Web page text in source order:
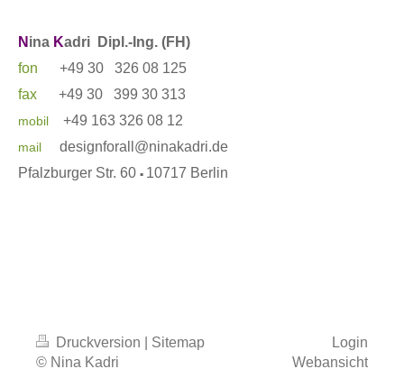
N ina Kadri
Dipl.-Ing. (FH)
fon
+49 30 326 08 125
fax
+49 30 399 30 313
mobil +49 163 326 08 12
mail
designforall@ninakadri.de
Pfalzburger Str. 60 ▪︎ 10717 Berlin
Druckversion
Sitemap
© Nina Kadri
Login
Webansicht